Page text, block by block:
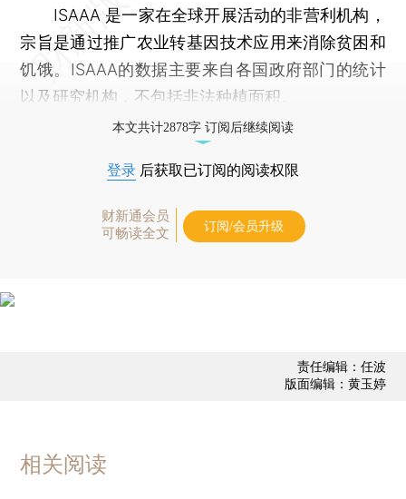
ISAAA 是一家在全球开展活动的非营利机构，
宗旨是通过推广农业转基因技术应用来消除贫困和
饥饿。ISAAA的数据主要来自各国政府部门的统计
以及研究机构，不包括非法种植面积。
本文共计2878字 订阅后继续阅读
登录 后获取已订阅的阅读权限
财新通会员
可畅读全文
订阅/会员升级
责任编辑：任波
版面编辑：黄玉婷
相关阅读